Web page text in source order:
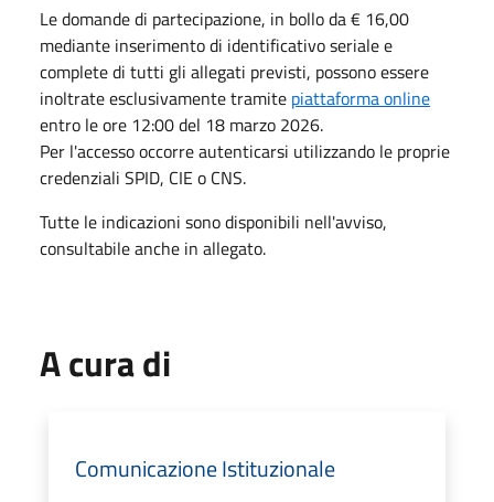
Le domande di partecipazione, in bollo da € 16,00
mediante inserimento di identificativo seriale e
complete di tutti gli allegati previsti, possono essere
inoltrate esclusivamente tramite piattaforma online
entro le ore 12:00 del 18 marzo 2026.
Per l'accesso occorre autenticarsi utilizzando le proprie
credenziali SPID, CIE o CNS.
Tutte le indicazioni sono disponibili nell'avviso,
consultabile anche in allegato.
A cura di
Comunicazione Istituzionale